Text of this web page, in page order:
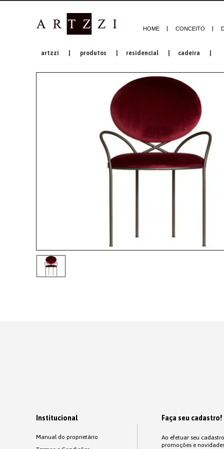
HOME CONCEITO
artzzi produtos residencial cadeira
Institucional
Manual do proprietário
Faça seu cadastro!
Ao efetuar seu
promoções e